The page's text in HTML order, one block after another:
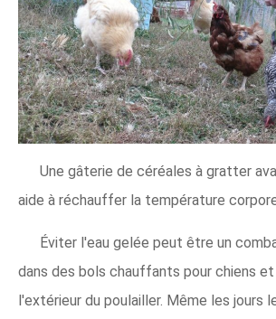
Une gâterie de céréales à gratter
aide à réchauffer la température
Éviter l'eau gelée peut être un
dans des bols chauffants pour chiens
l'extérieur du poulailler. Même les jours